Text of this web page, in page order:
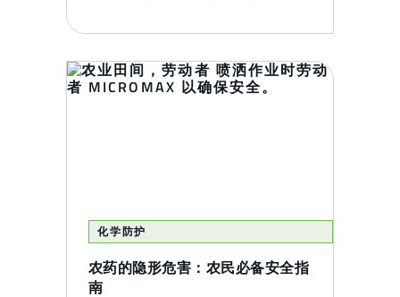
化学防护
农药的隐形危害：农民必备安全指
南